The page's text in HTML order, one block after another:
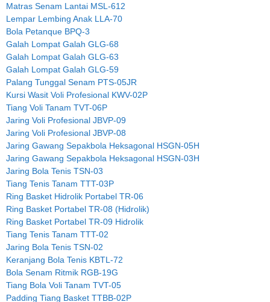
Matras Senam Lantai MSL-612
Lempar Lembing Anak LLA-70
Bola Petanque BPQ-3
Galah Lompat Galah GLG-68
Galah Lompat Galah GLG-63
Galah Lompat Galah GLG-59
Palang Tunggal Senam PTS-05JR
Kursi Wasit Voli Profesional KWV-02P
Tiang Voli Tanam TVT-06P
Jaring Voli Profesional JBVP-09
Jaring Voli Profesional JBVP-08
Jaring Gawang Sepakbola Heksagonal HSGN-05H
Jaring Gawang Sepakbola Heksagonal HSGN-03H
Jaring Bola Tenis TSN-03
Tiang Tenis Tanam TTT-03P
Ring Basket Hidrolik Portabel TR-06
Ring Basket Portabel TR-08 (Hidrolik)
Ring Basket Portabel TR-09 Hidrolik
Tiang Tenis Tanam TTT-02
Jaring Bola Tenis TSN-02
Keranjang Bola Tenis KBTL-72
Bola Senam Ritmik RGB-19G
Tiang Bola Voli Tanam TVT-05
Padding Tiang Basket TTBB-02P